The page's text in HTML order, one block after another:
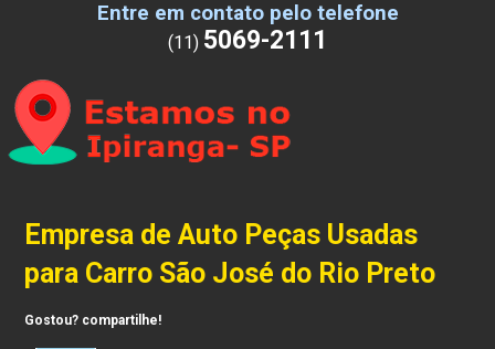
Entre em contato pelo telefone
(11) 5069-2111
Empresa de Auto Peças Usadas
para Carro São José do Rio Preto
Gostou? compartilhe!